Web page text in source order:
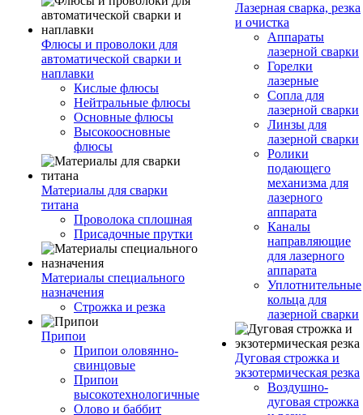
Флюсы и проволоки для
автоматической сварки и
наплавки
Кислые флюсы
Нейтральные флюсы
Основные флюсы
Высокоосновные
флюсы
Материалы для сварки
титана
Проволока сплошная
Присадочные прутки
Материалы специального
назначения
Строжка и резка
Припои
Припои оловянно-
свинцовые
Припои
высокотехнологичные
Олово и баббит
Лазерная сварка, резка
и очистка
Аппараты
лазерной сварки
Горелки
лазерные
Сопла для
лазерной сварки
Линзы для
лазерной сварки
Ролики
подающего
механизма для
лазерного
аппарата
Каналы
направляющие
для лазерного
аппарата
Уплотнительные
кольца для
лазерной сварки
Дуговая строжка и
экзотермическая резка
Воздушно-
дуговая строжка